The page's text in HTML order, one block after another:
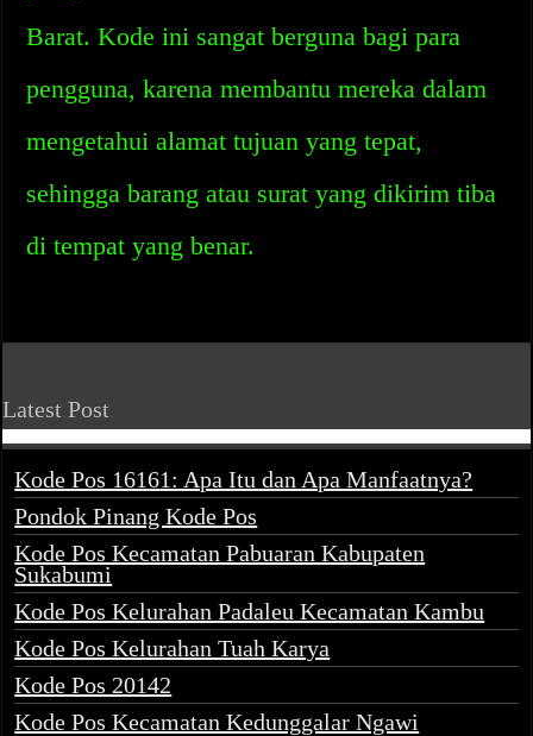
Barat. Kode ini sangat berguna bagi para
pengguna, karena membantu mereka dalam
mengetahui alamat tujuan yang tepat,
sehingga barang atau surat yang dikirim tiba
di tempat yang benar.
Latest Post
Kode Pos 16161: Apa Itu dan Apa Manfaatnya?
Pondok Pinang Kode Pos
Kode Pos Kecamatan Pabuaran Kabupaten
Sukabumi
Kode Pos Kelurahan Padaleu Kecamatan Kambu
Kode Pos Kelurahan Tuah Karya
Kode Pos 20142
Kode Pos Kecamatan Kedunggalar Ngawi